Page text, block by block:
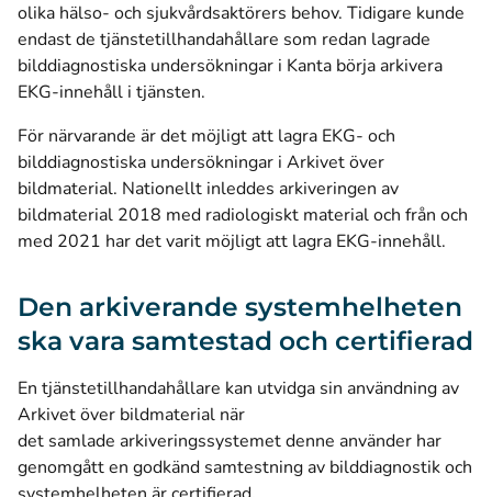
olika hälso- och sjukvårdsaktörers behov. Tidigare kunde
endast de tjänstetillhandahållare som redan lagrade
bilddiagnostiska undersökningar i Kanta börja arkivera
EKG-innehåll i tjänsten.
För närvarande är det möjligt att lagra EKG- och
bilddiagnostiska undersökningar i Arkivet över
bildmaterial. Nationellt inleddes arkiveringen av
bildmaterial 2018 med radiologiskt material och från och
med 2021 har det varit möjligt att lagra EKG-innehåll.
Den arkiverande systemhelheten
ska vara samtestad och certifierad
En tjänstetillhandahållare kan utvidga sin användning av
Arkivet över bildmaterial när
det samlade arkiveringssystemet denne använder har
genomgått en godkänd samtestning av bilddiagnostik och